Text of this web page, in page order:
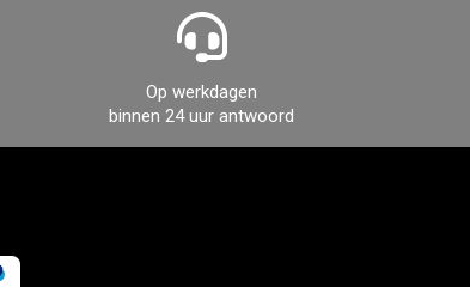
Op werkdagen
binnen 24 uur antwoord